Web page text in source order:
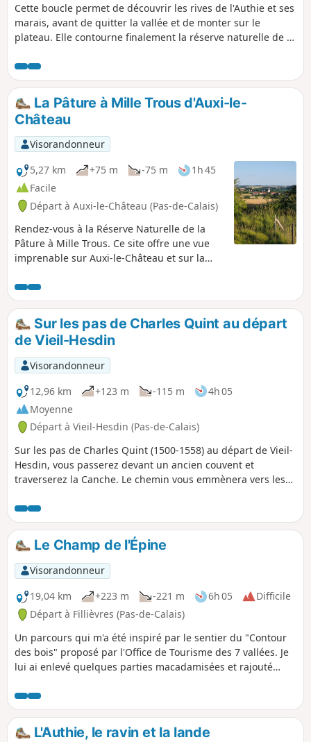
Cette boucle permet de découvrir les rives de l'Authie et ses
marais, avant de quitter la vallée et de monter sur le
plateau. Elle contourne finalement la réserve naturelle de la
Château et son église classée du XVe siècle.
La Pâture à Mille Trous d'Auxi-le-
Château
Visorandonneur
5,27 km
+75 m -75 m
1h 45
Facile
Départ à Auxi-le-Château (Pas-de-Calais)
Rendez-vous à la Réserve Naturelle de la
Pâture à Mille Trous. Ce site offre une vue
imprenable sur Auxi-le-Château et sur la
un bon bol d'air. Prévoyez de bonnes
chaussures!
Sur les pas de Charles Quint au départ
de Vieil-Hesdin
Visorandonneur
12,96 km
+123 m -115 m
4h 05
Moyenne
Départ à Vieil-Hesdin (Pas-de-Calais)
Sur les pas de Charles Quint (1500-1558) au départ de Vieil-
Hesdin, vous passerez devant un ancien couvent et
traverserez la Canche. Le chemin vous emmènera vers les
en descente via le Chemin des Morts. De beaux points de
vue s'offriront à vous vers la forêt d'Hesdin et si comme moi
vous avez la chance, vous croiserez peut-être quelques
chevreuils.
Le Champ de l'Épine
Visorandonneur
19,04 km
+223 m -221 m 6h 05
Difficile
Départ à Fillièvres (Pas-de-Calais)
Un parcours qui m'a été inspiré par le sentier du "Contour
des bois" proposé par l'Office de Tourisme des 7 vallées. Je
lui ai enlevé quelques parties macadamisées et rajouté
nature.
L'Authie, le ravin et la lande